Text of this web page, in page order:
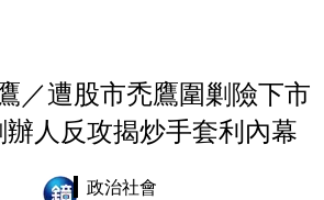
／遭股市禿鷹圍剿險下
人反攻揭炒手套利內幕
政治社會